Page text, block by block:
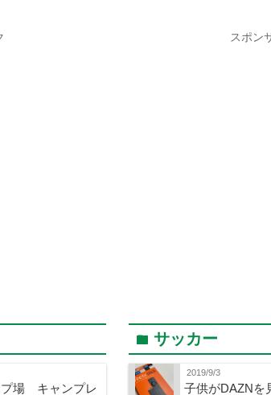
スポン
プ場 キャンプレ
folder サッカー
2019/9/3
子供がDAZNを